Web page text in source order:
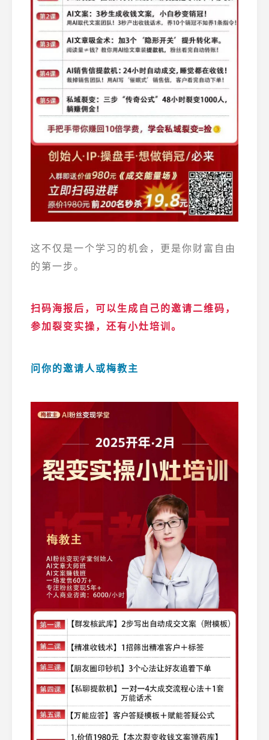
这不仅是一个学习的机会，更是你财富自由
的第一步。
扫码海报后，可以生成自己的邀请二维码，
参加裂变实操，还有小灶培训。
问你的邀请人或梅教主